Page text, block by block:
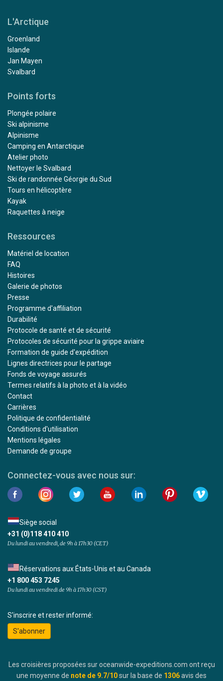
L'Arctique
Groenland
Islande
Jan Mayen
Svalbard
Points forts
Plongée polaire
Ski alpinisme
Alpinisme
Camping en Antarctique
Atelier photo
Nettoyer le Svalbard
Ski de randonnée Géorgie du Sud
Tours en hélicoptère
Kayak
Raquettes à neige
Ressources
Matériel de location
FAQ
Histoires
Galerie de photos
Presse
Programme d'affiliation
Durabilité
Protocole de santé et de sécurité
Protocoles de sécurité pour la grippe aviaire
Formation de guide d'expédition
Lignes directrices pour le partage
Fonds de voyage assurés
Termes relatifs à la photo et à la vidéo
Contact
Carrières
Politique de confidentialité
Conditions d'utilisation
Mentions légales
Demande de groupe
Connectez-vous avec nous sur:
Siège social
+31 (0)118 410 410
Du lundi au vendredi, de 9h à 17h30 (CET)
Réservations aux États-Unis et au Canada
+1 800 453 7245
Du lundi au vendredi de 9h à 17h30 (CST)
S'inscrire et rester informé:
S'abonner
Les croisières proposées sur oceanwide-expeditions.com ont reçu
une moyenne de note de 9.7/10sur la base de 1306avis des